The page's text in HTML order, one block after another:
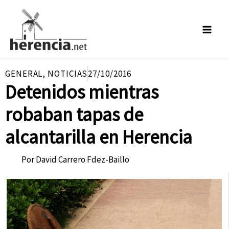
contenido
GENERAL, NOTICIAS27/10/2016
Detenidos mientras
robaban tapas de
alcantarilla en Herencia
PorDavid Carrero Fdez-Baillo